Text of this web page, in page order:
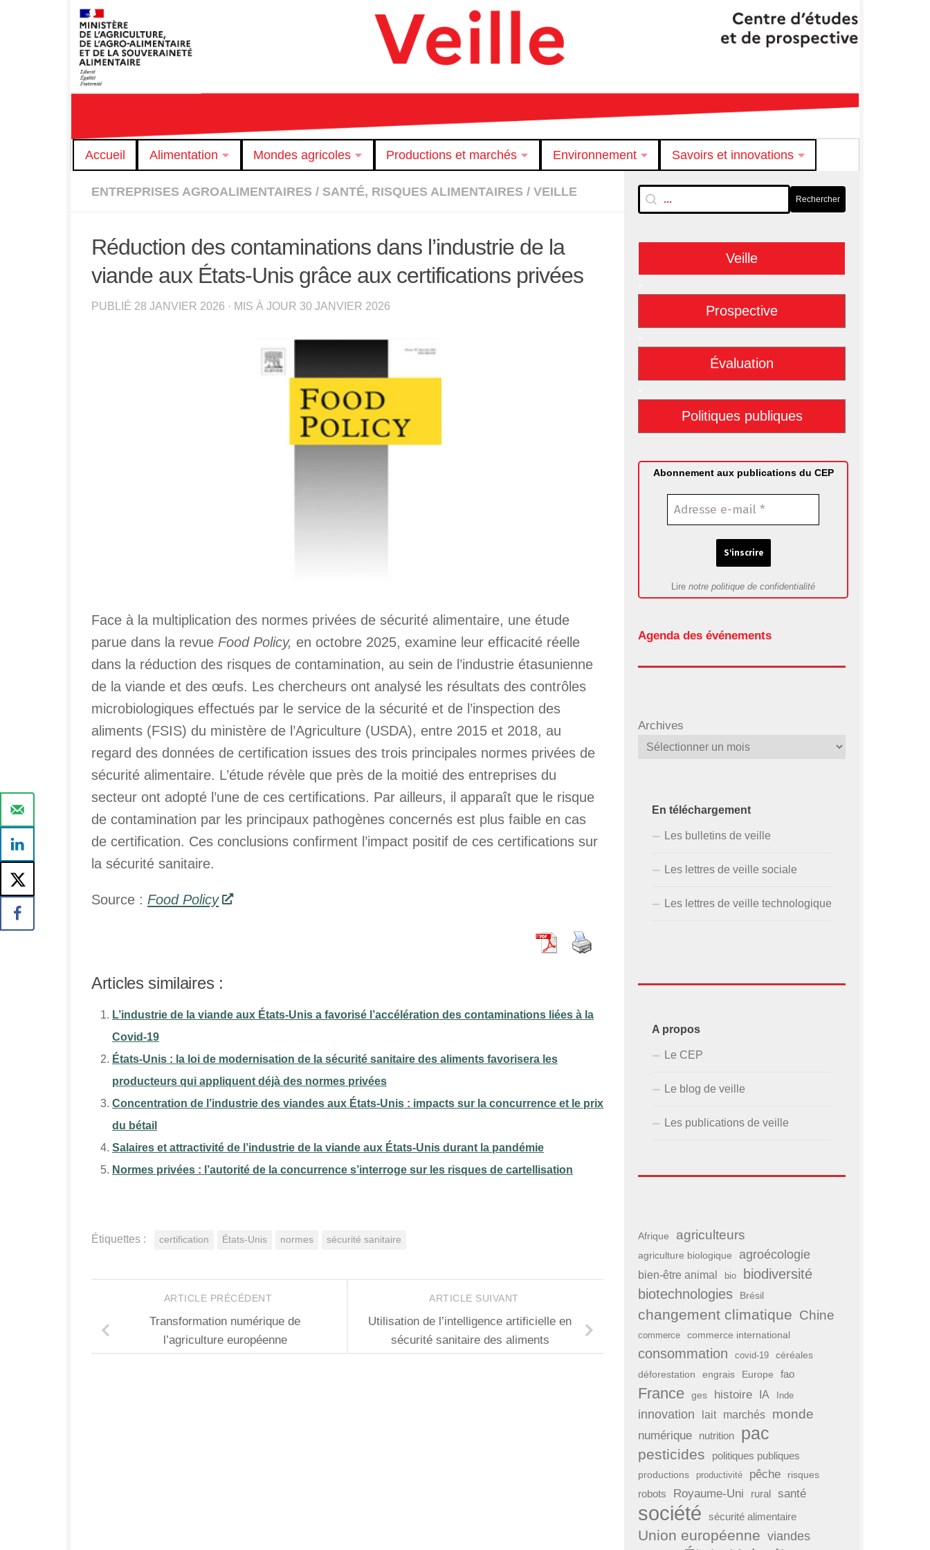
Skip to content
Accueil Alimentation Mondes agricoles Productions et marchés Environnement Savoirs et innovations
ENTREPRISES AGROALIMENTAIRES / SANTÉ, RISQUES ALIMENTAIRES / VEILLE
Réduction des contaminations dans l’industrie de la
viande aux États-Unis grâce aux certifications privées
PUBLIÉ 28 JANVIER 2026 · MIS À JOUR 30 JANVIER 2026
Face à la multiplication des normes privées de sécurité alimentaire, une étude
parue dans la revue Food Policy, en octobre 2025, examine leur efficacité réelle
dans la réduction des risques de contamination, au sein de l’industrie étasunienne
de la viande et des œufs. Les chercheurs ont analysé les résultats des contrôles
microbiologiques effectués par le service de la sécurité et de l’inspection des
aliments (FSIS) du ministère de l’Agriculture (USDA), entre 2015 et 2018, au
regard des données de certification issues des trois principales normes privées de
sécurité alimentaire. L’étude révèle que près de la moitié des entreprises du
secteur ont adopté l’une de ces certifications. Par ailleurs, il apparaît que le risque
de contamination par les principaux pathogènes concernés est plus faible en cas
de certification. Ces conclusions confirment l’impact positif de ces certifications sur
la sécurité sanitaire.
Source : Food Policy
Articles similaires :
L’industrie de la viande aux États-Unis a favorisé l’accélération des contaminations liées à la
Covid-19
États-Unis : la loi de modernisation de la sécurité sanitaire des aliments favorisera les
producteurs qui appliquent déjà des normes privées
Concentration de l’industrie des viandes aux États-Unis : impacts sur la concurrence et le prix
du bétail
Salaires et attractivité de l’industrie de la viande aux États-Unis durant la pandémie
Normes privées : l’autorité de la concurrence s’interroge sur les risques de cartellisation
Étiquettes : certification États-Unis normes sécurité sanitaire
ARTICLE SUIVANT
Utilisation de l’intelligence artificielle en
sécurité sanitaire des aliments
ARTICLE PRÉCÉDENT
Transformation numérique de
l’agriculture européenne
RechTextuelle-BarreLat
Rechercher Rechercher
Veille
Prospective
Évaluation
Politiques publiques
Abonnement aux publications du CEP
Lire notre politique de confidentialité
Agenda des événements
Archives
En téléchargement
Les bulletins de veille
Les lettres de veille sociale
Les lettres de veille technologique
A propos
Le CEP
Le blog de veille
Les publications de veille
Afrique agriculteurs
agriculture biologique agroécologie
bien-être animal bio
biodiversité
biotechnologies
Brésil
changement climatique Chine
commerce commerce international
consommation covid-19 céréales
déforestation engrais Europe fao
France ges histoire IA Inde
innovation lait marchés monde
numérique nutrition pac
pesticides politiques publiques
productions productivité pêche
risques
robots
Royaume-Uni rural santé
société sécurité alimentaire
Union européenne viandes